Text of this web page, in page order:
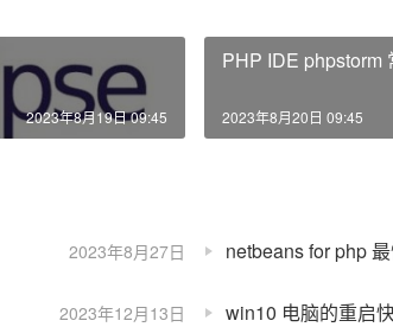
2023年8月19日 09:45
PHP IDE phpstorm
2023年8月20日 09:45
2023年8月27日 netbeans for php
2023年12月13日 win10 电脑的重启